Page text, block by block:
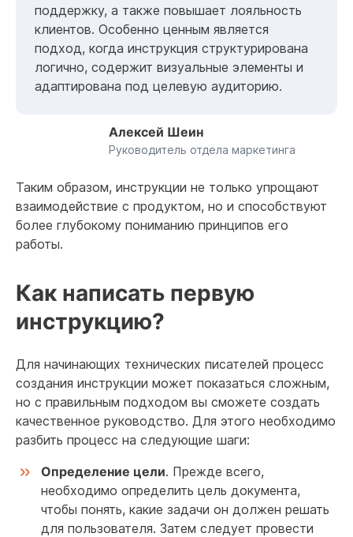
поддержку, а также повышает лояльность
клиентов. Особенно ценным является
подход, когда инструкция структурирована
логично, содержит визуальные элементы и
адаптирована под целевую аудиторию.
Алексей Шеин
Руководитель отдела маркетинга
Таким образом, инструкции не только упрощают
взаимодействие с продуктом, но и способствуют
более глубокому пониманию принципов его
работы.
Как написать первую
инструкцию?
Для начинающих технических писателей процесс
создания инструкции может показаться сложным,
но с правильным подходом вы сможете создать
качественное руководство. Для этого необходимо
разбить процесс на следующие шаги:
Определение цели. Прежде всего,
необходимо определить цель документа,
чтобы понять, какие задачи он должен решать
для пользователя. Затем следует провести